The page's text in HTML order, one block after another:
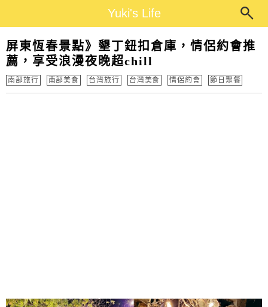
Yuki's Life
屏東恆春景點》墾丁鈕扣倉庫，情侶約會推
薦，享受浪漫夜晚超chill
南部旅行 南部美食 台灣旅行 台灣美食 情侶約會 節日聚餐